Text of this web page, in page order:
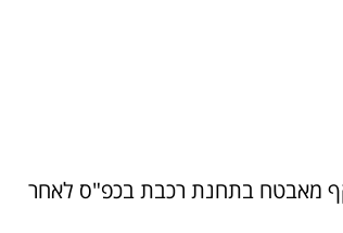
מאבטח בתחנת רכבת בכפ"ס לאחר